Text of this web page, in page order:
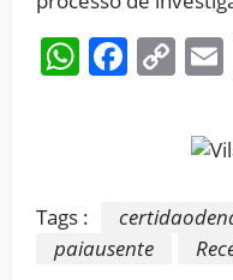
Tags :
paiausente